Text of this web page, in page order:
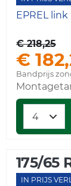
EPREL
€ 218,25
€
Bandprijs
175/65
IN PRIJS